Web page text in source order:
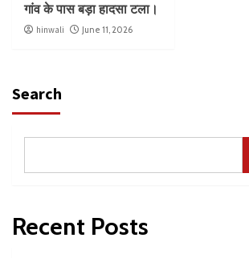
गांव के पास बड़ा हादसा टला।
hinwali June 11, 2026
Search
Recent Posts